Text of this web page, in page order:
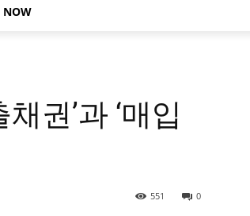
NOW
권’과 ‘매입
0
551